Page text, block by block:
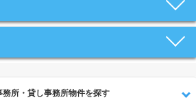
所・貸し事務所物件を探す